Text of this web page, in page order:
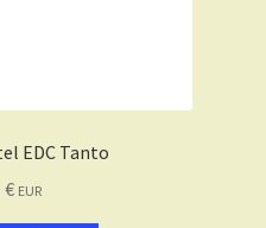
EDC Tanto
€ EUR